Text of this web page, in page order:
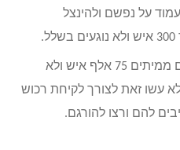
על נפשם ולהינצל
בכל מדינות אחשוורוש היהודים ממיתים 75 אלף איש ולא
עשו זאת לצורך לקיחת רכוש
להם ורצו להורגם.